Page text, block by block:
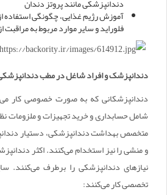
دندانپزشکی مانند پروتز دندان
آموزش رژیم غذایی، چگونگی استفاده
فلوراید و سایر موارد مربوط به مراقبت
دندانپزشک و افراد شاغل در مطب
دندانپزشکانی که به صورت خصوصی کار
شامل حسابداری و خرید تجهیزات و ملزومات
متخصص بهداشت دندانپزشکی، دستیار
و منشی را نیز استخدام می‌کنند. اکثر
تخصصی کار می‌کنند: